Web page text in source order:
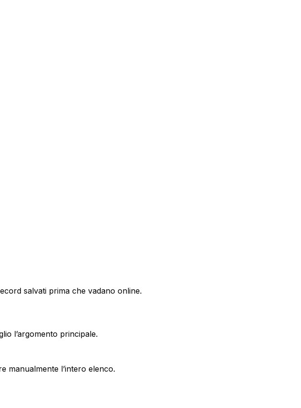
salvati prima che vadano online.
l’argomento principale.
manualmente l’intero elenco.